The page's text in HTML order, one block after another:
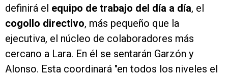
definirá el equipo de trabajo del día a día, el
cogollo directivo, más pequeño que la
ejecutiva, el núcleo de colaboradores más
cercano a Lara. En él se sentarán Garzón y
Alonso. Esta coordinará "en todos los niveles el